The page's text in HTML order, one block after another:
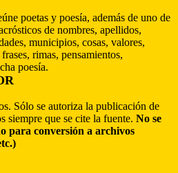
poetas y poesía, además de uno de
de nombres, apellidos,
municipios, cosas, valores,
rimas, pensamientos,
poesía.
Sólo se autoriza la publicación de
siempre que se cite la fuente. No se
para conversión a archivos